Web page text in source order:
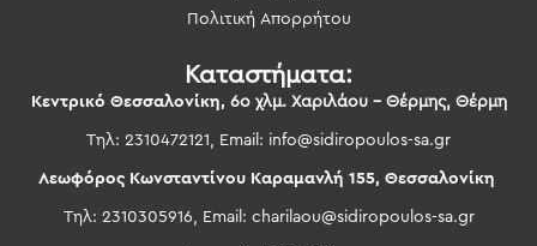
Πολιτική Απορρήτου
Καταστήματα:
Κεντρικό Θεσσαλονίκη, 6ο χλμ. Χαριλάου – Θέρμης, Θέρμη
Τηλ: 2310472121, Email: info@sidiropoulos-sa.gr
Λεωφόρος Κωνσταντίνου Καραμανλή 155, Θεσσαλονίκη
Τηλ: 2310305916, Email: charilaou@sidiropoulos-sa.gr